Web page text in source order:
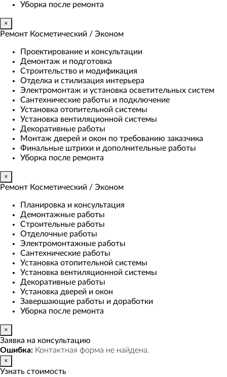
Уборка после ремонта
×
Ремонт Косметический / Эконом​
Проектирование и консультации
Демонтаж и подготовка
Строительство и модификация
Отделка и стилизация интерьера
Электромонтаж и установка осветительных систем
Сантехнические работы и подключение
Установка отопительной системы
Установка вентиляционной системы
Декоративные работы
Монтаж дверей и окон по требованию заказчика
Финальные штрихи и дополнительные работы
Уборка после ремонта
×
Ремонт Косметический / Эконом​
Планировка и консультация
Демонтажные работы
Строительные работы
Отделочные работы
Электромонтажные работы
Сантехнические работы
Установка отопительной системы
Установка вентиляционной системы
Декоративные работы
Установка дверей и окон
Завершающие работы и доработки
Уборка после ремонта
×
Заявка на консультацию
Ошибка: Контактная форма не найдена.
×
Узнать стоимость